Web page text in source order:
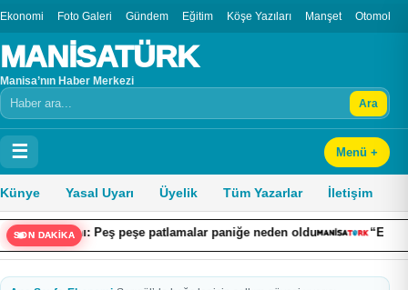
Ekonomi Foto Galeri Gündem Eğitim Köşe Yazıları Manşet Otomobil
MANİSATÜRK
Manisa’nın Haber Merkezi
Arama Ara
☰ Menü +
Künye Yasal Uyarı Üyelik Tüm Yazarlar İletişim
SON DAKİKA
Peş peşe patlamalar paniğe neden oldu “Ekonomiye Yön